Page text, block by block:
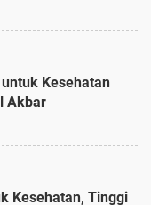
Kesehatan
Akbar
Kesehatan, Tinggi